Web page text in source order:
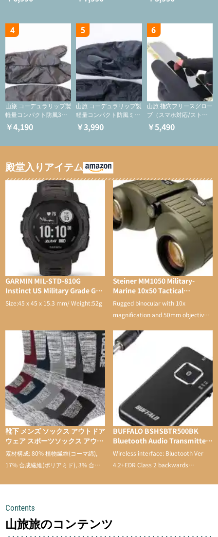
ケース/フードバッグ/コ
4
山旅 コーデュラリップ製
軽量コンパクト防風3つ
指ミトン【登山用グロー
ブ】
￥4,190
5
山旅 コーデュラリップ製
軽量コンパクト防風ミト
ン【登山用グローブ】
￥3,990
6
山旅 指穴フリースグロー
ブ（スマホ対応/ストレ
ッチ/登山用保温グロー
ブ)
￥5,490
殿堂入りアイテム
GARMIN MIL-STD-810G
Instinct US Military Grade GPS
Watch
Size:45 x 45 x 15.3 mm/ Weight:52g
Steiner MM1050 Military-
Marine 10x50 Tactical
Binocular
Rugged binocular with 10x
magnification and 50mm objective
靴下 メンズ ソックス アウトドア
ウェア スポーツソックス アウト
ドアソックス トレッキング スポ
ーツ 登山用 靴下 通気性 吸汗速
乾 抗菌防臭 抗菌 蒸れない メン
素材構成: 80% 植物繊維(コーマ綿),
17% 合成繊維(ポリアミド), 3% 合成
BUFFALO BSHSBTR500BK
Bluetooth Audio Transmitter
& Receiver with Low Latency
Wireless interface: Bluetooth Ver
4.2+EDR Class 2 backwards
Contents
山旅旅のコンテンツ